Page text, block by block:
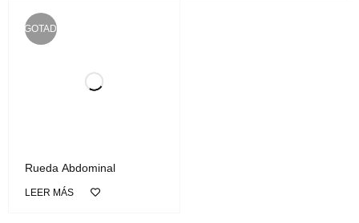
AGOTADO
Rueda Abdominal
LEER MÁS